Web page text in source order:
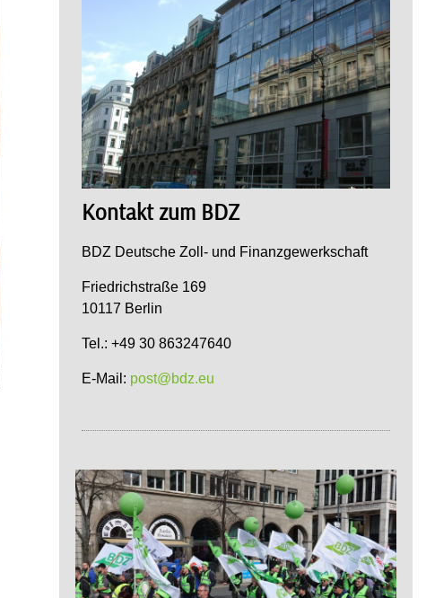
Kontakt zum BDZ
BDZ Deutsche Zoll- und Finanzgewerkschaft
Friedrichstraße 169
10117 Berlin
Tel.: +49 30 863247640
E-Mail: post@bdz.eu